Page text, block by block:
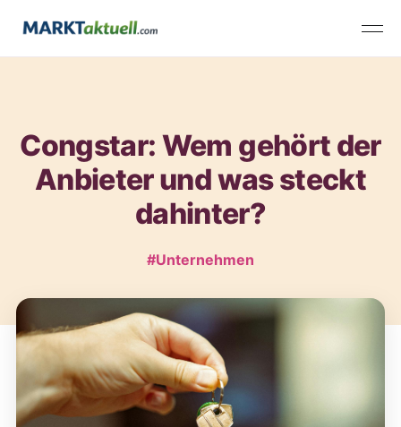
Congstar: Wem gehört der
Anbieter und was steckt
dahinter?
#Unternehmen